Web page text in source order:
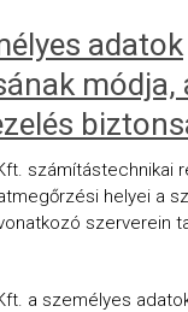
adatok
módja,
számítástechnikai
helyei a
szerverein
a személyes